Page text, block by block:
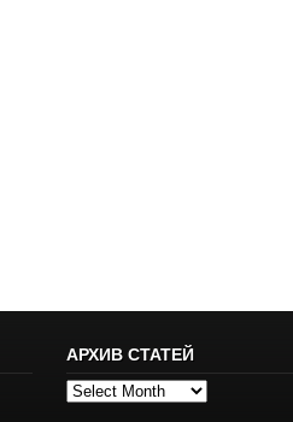
АРХИВ СТАТЕЙ
Архив